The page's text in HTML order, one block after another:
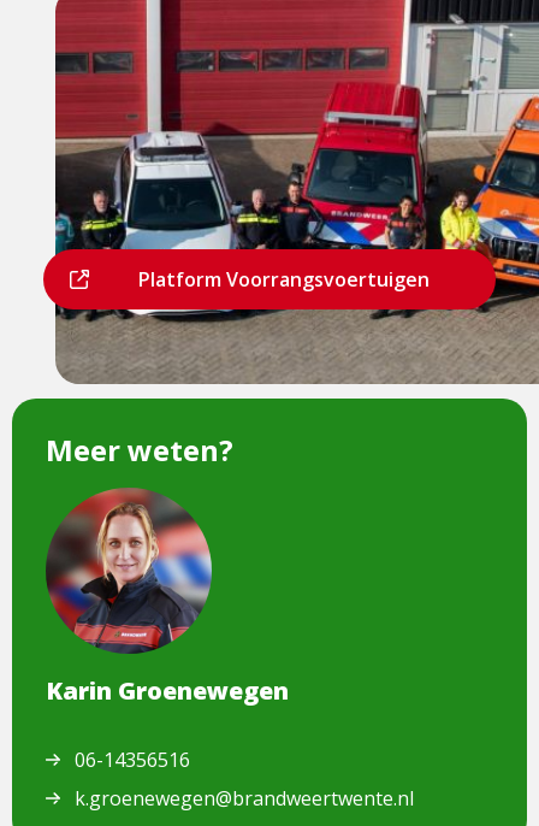
is
een
externe
pagina
Platform Voorrangsvoertuigen
Meer weten?
een
afbeelding
Karin Groenewegen
06-14356516
k.groenewegen@brandweertwente.nl